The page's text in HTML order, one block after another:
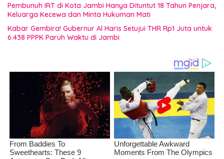
Pembunuh IRT di Kota Jambi Hanya Dituntut 18 Tahun Penjara,
Keluarga Kecewa dan Minta Hukuman Mati
Kabar Gembira! Gubernur Al Haris Setujui THR Rp1 Juta untuk
6.438 PPPK Paruh Waktu di Jambi